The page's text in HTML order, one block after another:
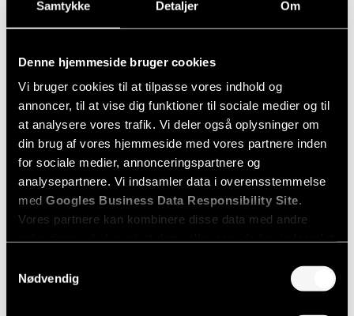
Samtykke Detaljer Om
Denne hjemmeside bruger cookies
Vi bruger cookies til at tilpasse vores indhold og
annoncer, til at vise dig funktioner til sociale medier og til
at analysere vores trafik. Vi deler også oplysninger om
din brug af vores hjemmeside med vores partnere inden
for sociale medier, annonceringspartnere og
analysepartnere. Vi indsamler data i overensstemmelse
med Googles Business Data Responsibility Site.
Vores partnere kan kombinere disse data med andre
Nødvendig
Hvem er vi?
Mandag – Torsdag:
08:00 – 16:00
Fredag:
08:00 – 15:00
Weekend & helligdage:
Lukket
Leverandørinformation